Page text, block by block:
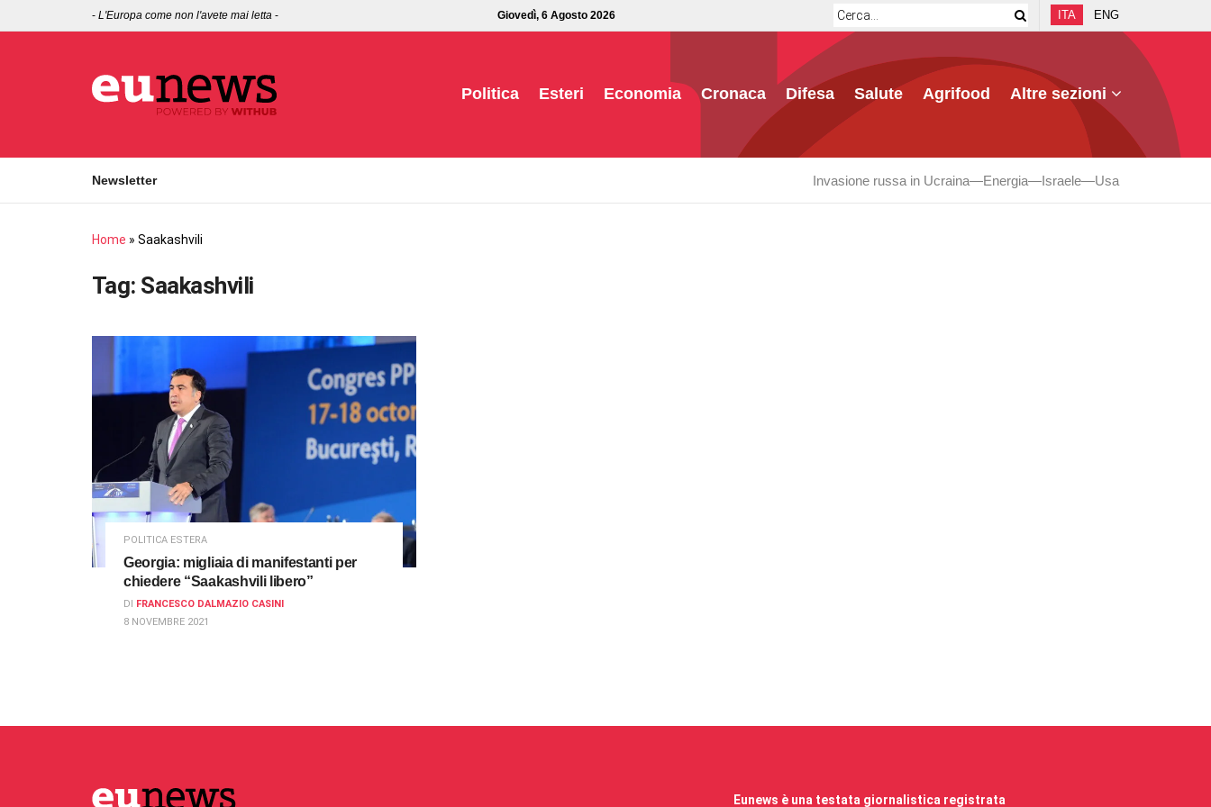
- L'Europa come non l'avete mai letta - Giovedì, 6 Agosto 2026 ITA ENG
Politica Esteri Economia Cronaca Difesa Salute Agrifood Altre sezioni
Newsletter Invasione russa in Ucraina Energia Israele Usa
Home » Saakashvili
Tag: Saakashvili
POLITICA ESTERA
Georgia: migliaia di manifestanti per
chiedere “Saakashvili libero”
DI FRANCESCO DALMAZIO CASINI
8 NOVEMBRE 2021
Eunews è una testata giornalistica registrata